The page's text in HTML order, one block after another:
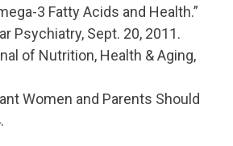
3 Fatty Acids and Health.”
Psychiatry, Sept. 20, 2011.
of Nutrition, Health & Aging,
Women and Parents Should